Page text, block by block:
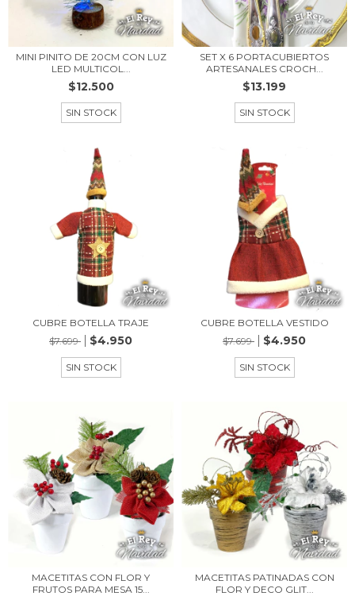
MINI PINITO DE 20CM CON LUZ
LED MULTICOL...
$12.500
SIN STOCK
SET X 6 PORTACUBIERTOS
ARTESANALES CROCH...
$13.199
SIN STOCK
CUBRE BOTELLA TRAJE
$7.699
$4.950
SIN STOCK
CUBRE BOTELLA VESTIDO
$7.699
$4.950
SIN STOCK
MACETITAS CON FLOR Y
FRUTOS PARA MESA 15...
MACETITAS PATINADAS CON
FLOR Y DECO GLIT...